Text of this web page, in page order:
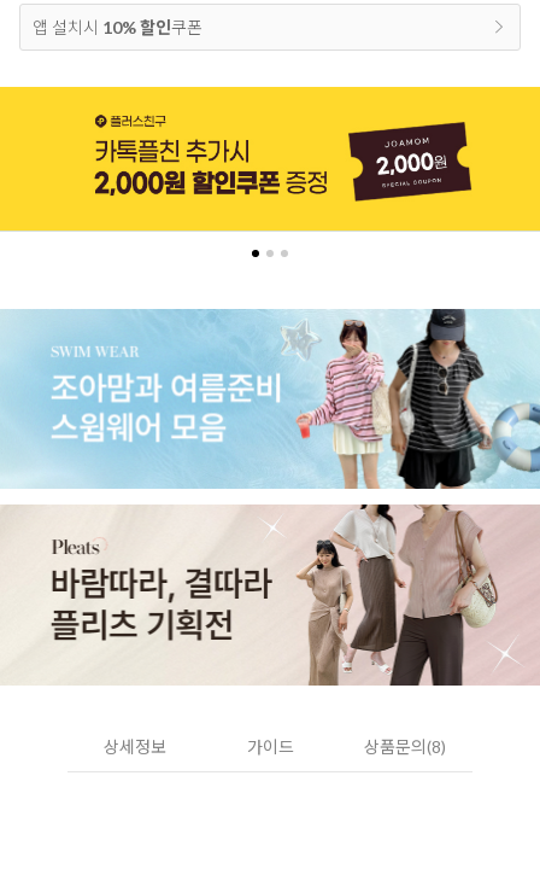
앱 설치시 10% 할인쿠폰
상세정보 가이드 상품문의(8)